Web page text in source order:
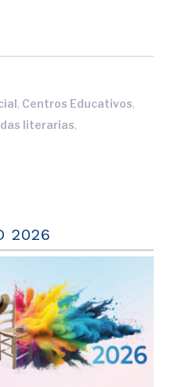
, Centros Educativos,
literarias,
2026